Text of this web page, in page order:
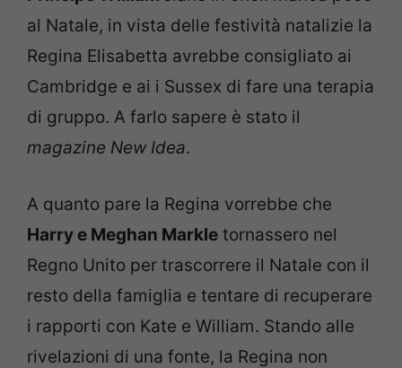
al Natale, in vista delle festività natalizie la
Regina Elisabetta avrebbe consigliato ai
Cambridge e ai i Sussex di fare una terapia
di gruppo. A farlo sapere è stato il
magazine New Idea.
A quanto pare la Regina vorrebbe che
Harry e Meghan Markle tornassero nel
Regno Unito per trascorrere il Natale con il
resto della famiglia e tentare di recuperare
i rapporti con Kate e William. Stando alle
rivelazioni di una fonte, la Regina non